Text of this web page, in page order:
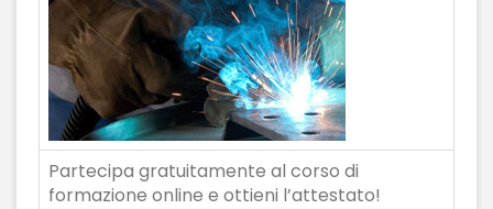
Partecipa gratuitamente al corso di
formazione online e ottieni l’attestato!